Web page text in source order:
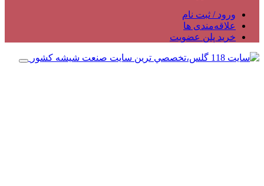
ورود / ثبت نام
علاقه‌مندی ها
خرید پلن عضویت